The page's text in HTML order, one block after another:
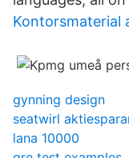
Kontorsmaterial
gynning design
seatwirl
lana 10000